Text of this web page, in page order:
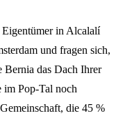
Eigentümer in Alcalalí
und fragen sich,
Bernia das Dach Ihrer
im Pop-Tal noch
die 45 %